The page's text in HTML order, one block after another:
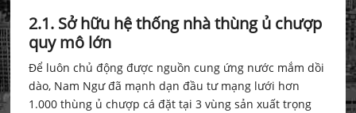
2.1. Sở hữu hệ thống nhà thùng ủ chượp
quy mô lớn
Để luôn chủ động được nguồn cung ứng nước mắm dồi
dào, Nam Ngư đã mạnh dạn đầu tư mạng lưới hơn
1.000 thùng ủ chượp cá đặt tại 3 vùng sản xuất trọng